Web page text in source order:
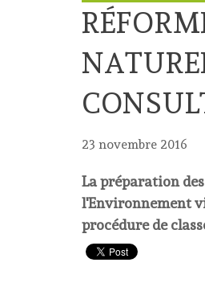
23 novembre 2016
La préparation
l'Environnement
procédure de